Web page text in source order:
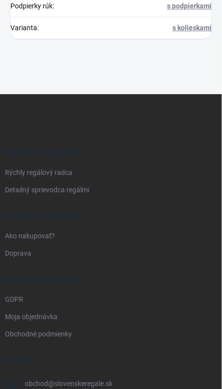
Podpierky rúk: s podpierkami
Varianta: s kolieskami
VŠETKO O REGÁLOCH
Rýchly regálový radca
Detailný sprievodca regálmi
DOPRAVA A PLATBA
Ako nakupovať?
Doprava
PRÁVNE INFORMÁCIE
GDPR
Moja objednávka
Obchodné podmienky
KONTAKT
obchod@slovenskeregale.sk